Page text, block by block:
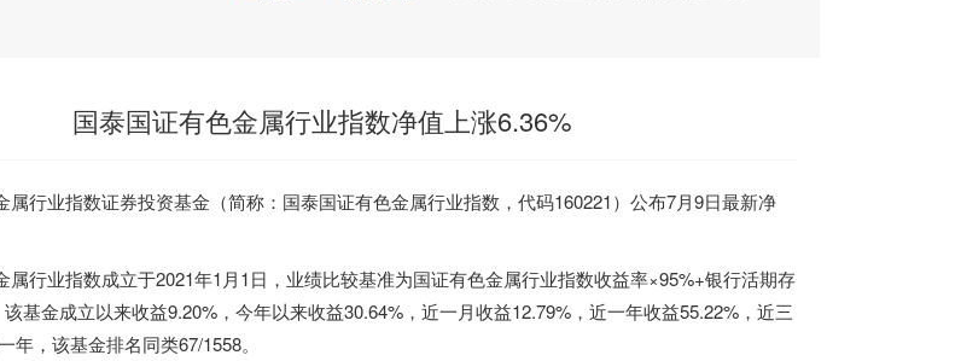
国泰国证有色金属行业指数净值上涨6.36%
属行业指数证券投资基金（简称：国泰国证有色金属行业指数，代码160221）公布7月9日最新净
属行业指数成立于2021年1月1日，业绩比较基准为国证有色金属行业指数收益率×95%+银行活期存
基金成立以来收益9.20%，今年以来收益30.64%，近一月收益12.79%，近一年收益55.22%，近三
年，该基金排名同类67/1558。